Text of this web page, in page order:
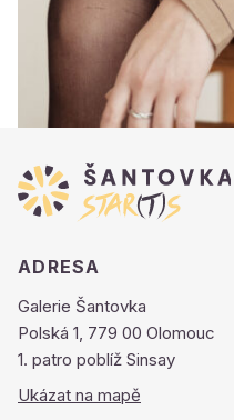
ADRESA
Galerie Šantovka
Polská 1, 779 00 Olomouc
1. patro poblíž Sinsay
Ukázat na mapě